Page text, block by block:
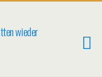
wieder